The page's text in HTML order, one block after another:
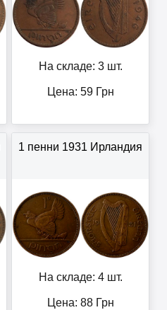
На складе: 3 шт.
Цена: 59Грн
1 пенни 1931 Ирландия
На складе: 4 шт.
Цена: 88Грн